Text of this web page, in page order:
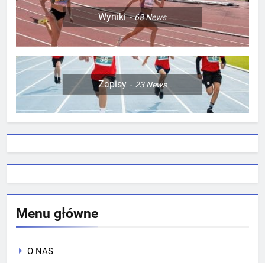
Wyniki 68News
Zapisy 23News
Menu główne
O NAS